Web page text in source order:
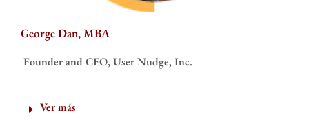
George Dan, MBA
Founder and CEO, User Nudge, Inc.
Ver más